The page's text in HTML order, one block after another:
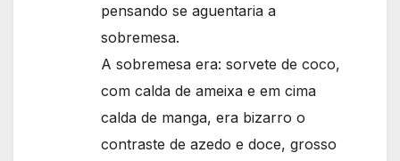
pensando se aguentaria a
sobremesa.
A sobremesa era: sorvete de coco,
com calda de ameixa e em cima
calda de manga, era bizarro o
contraste de azedo e doce, grosso